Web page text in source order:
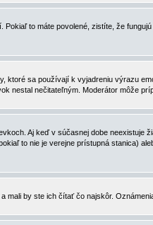
to máte povolené, zistíte, že
ktoré sa používají k vyjadreniu výrazu
nestal nečitateľným. Moderátor môže
Aj keď v súčasnej dobe neexistuje
to nie je verejne prístupná stanica)
mali by ste ich čítať čo najskôr.